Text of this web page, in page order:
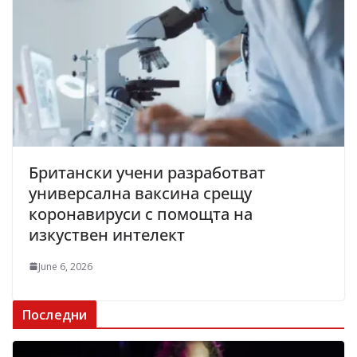
Британски учени разработват
универсална ваксина срещу
коронавируси с помощта на
изкуствен интелект
June 6, 2026
Последни